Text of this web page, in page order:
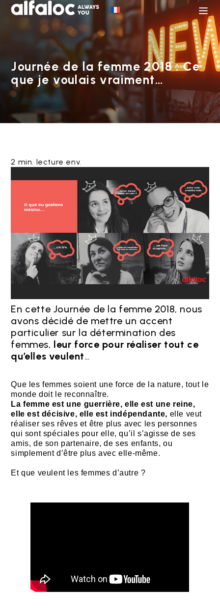
Journée de la femme 2018 : Ce
que je voulais vraiment…
2 min. lecture env.
En cette Journée de la femme 2018, nous
avons décidé de mettre un accent
particulier sur la détermination des
femmes, leur force pour réaliser tout ce
qu’elles veulent…
Que les femmes soient une force de la nature, tout le
monde doit le reconnaître.
La femme est une guerrière, elle est une reine,
elle est décisive, elle est indépendante, elle veut
réaliser ses rêves et être plus avec les personnes
qui sont spéciales pour elle, qu’il s’agisse de ses
amis, de son partenaire, de ses enfants, ou
simplement d’être plus avec elle-même.
Et que veulent les femmes d’autre ?